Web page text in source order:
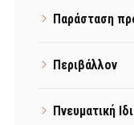
Παράσταση
Περιβάλλον
Πνευματική